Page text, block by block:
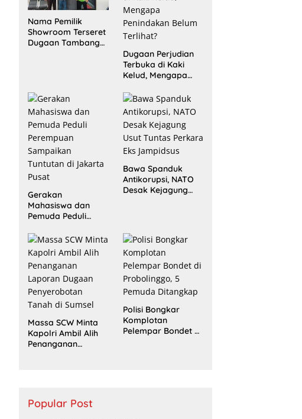
Nama Pemilik
Showroom Terseret
Dugaan Tambang
Dugaan Perjudian
Terbuka di Kaki
Kelud, Mengapa
Terlihat?
Gerakan
Mahasiswa dan
Pemuda Peduli
Sampaikan
Tuntutan di Jakarta
Pusat
Bawa Spanduk
Antikorupsi, NATO
Desak Kejagung
Massa SCW Minta
Kapolri Ambil Alih
Penanganan
Polisi Bongkar
Komplotan
Pelempar Bondet di
Popular Post